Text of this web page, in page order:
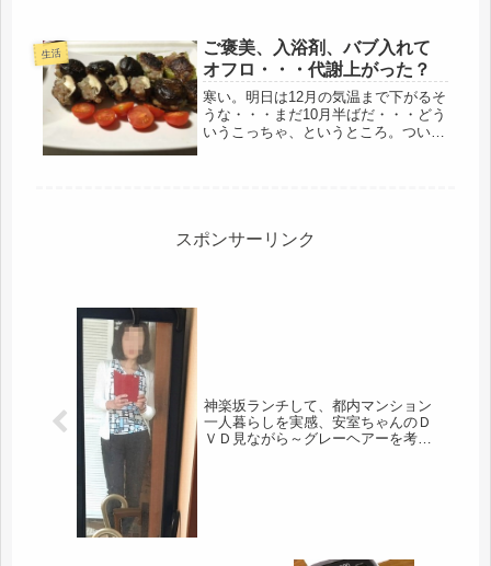
生活
ご褒美、入浴剤、バブ入れて
オフロ・・・代謝上がった？
寒い。明日は12月の気温まで下がるそ
うな・・・まだ10月半ばだ・・・どう
いうこっちゃ、というところ。つい先
スポンサーリンク
神楽坂ランチして、都内マンション
一人暮らしを実感、安室ちゃんのＤ
ＶＤ見ながら～グレーヘアーを考え